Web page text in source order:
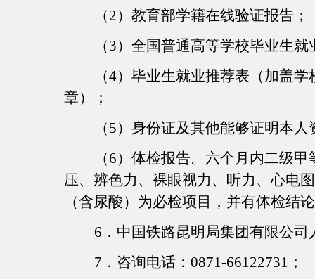
（2）教育部学籍在线验证报告；
（3）全国普通高等学校毕业生就
（4）毕业生就业推荐表（加盖
章）；
（5）身份证及其他能够证明本
（6）体检报告。六个月内二级
压、辨色力、裸眼视力、听力、心电
（含尿酸）为必检项目，并有体检结
6．中国铁路昆明局集团有限公
7．咨询电话：0871-66122731；